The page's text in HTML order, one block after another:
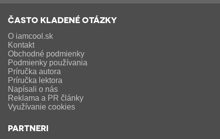
ČASTO KLADENÉ OTÁZKY
O iamcool.sk
Kontakt
Obchodné podmienky
Podmienky používania
Príručka autora
Príručka lektora
Napísali o nás
Reklama a PR články
Využívanie cookies
PARTNERI